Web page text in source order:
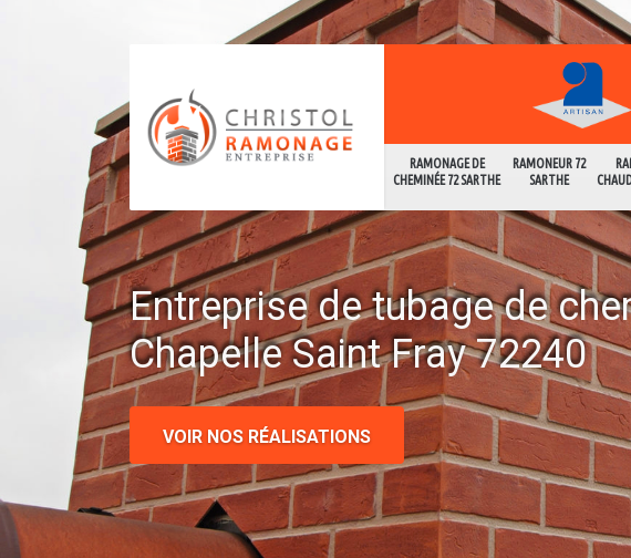
RAMONAGE DE
CHEMINÉE 72 SARTHE
RAMONEUR 72
SARTHE
Entreprise de tubage de
Chapelle Saint Fray 72240
VOIR NOS RÉALISATIONS